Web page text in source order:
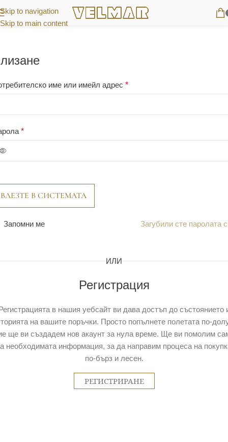
Skip to navigation
Skip to main content
име или имейл адрес *
*
ВЛЕЗТЕ В СИСТЕМАТА
Загубили сте паролата
Запомни ме
ИЛИ
Регистрация
в нашия уебсайт ви дава достъп до състоянието
на вашите поръчки. Просто попълнете полетата по-
ще ви създадем нов акаунт за нула време. Ще ви помолим
необходимата информация, за да направим процеса на
по-бърз и лесен.
РЕГИСТРИРАНЕ